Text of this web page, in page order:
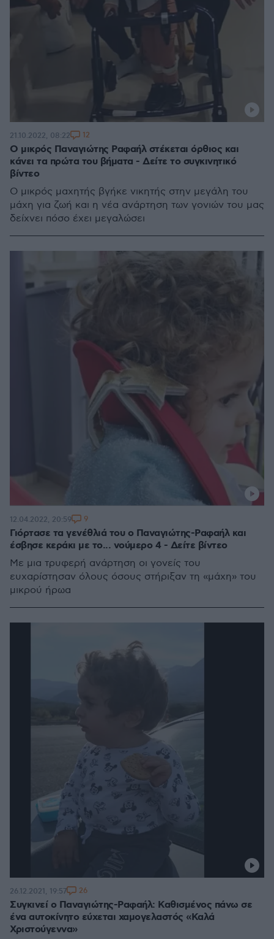
Ο μικρός Παναγιώτης Ραφαήλ στέκεται όρθιος και
κάνει τα πρώτα του βήματα - Δείτε το συγκινητικό
βίντεο
Ο μικρός μαχητής βγήκε νικητής στην μεγάλη του
μάχη για ζωή και η νέα ανάρτηση των γονιών του μας
δείχνει πόσο έχει μεγαλώσει
21.10.2022, 08:22 12
Γιόρτασε τα γενέθλιά του ο Παναγιώτης-Ραφαήλ και
έσβησε κεράκι με το... νούμερο 4 - Δείτε βίντεο
Με μια τρυφερή ανάρτηση οι γονείς του
ευχαρίστησαν όλους όσους στήριξαν τη «μάχη» του
μικρού ήρωα
12.04.2022, 20:59 9
Συγκινεί ο Παναγιώτης-Ραφαήλ: Καθισμένος πάνω σε
ένα αυτοκίνητο εύχεται χαμογελαστός «Καλά
Χριστούγεννα»
26.12.2021, 19:57 26